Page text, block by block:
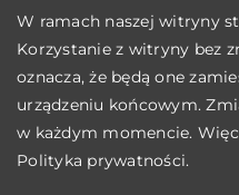
W ramach naszej witryny
Korzystanie z witryny bez
oznacza, że będą one
urządzeniu końcowym.
w każdym momencie.
Polityka prywatności.